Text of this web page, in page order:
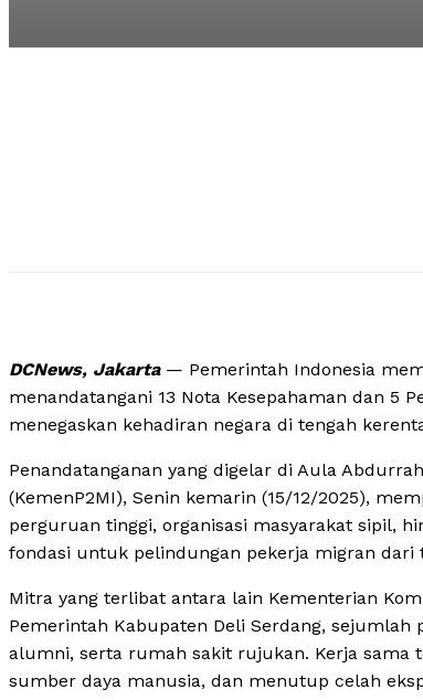
DCNews, Jakarta— Pemerintah Indonesia
menandatangani 13 Nota Kesepahaman dan 5
menegaskan kehadiran negara di tengah
Penandatanganan yang digelar di Aula
(KemenP2MI), Senin kemarin (15/12/2025),
perguruan tinggi, organisasi masyarakat sipil,
fondasi untuk pelindungan pekerja migran dari
Mitra yang terlibat antara lain Kementerian
Pemerintah Kabupaten Deli Serdang,
alumni, serta rumah sakit rujukan. Kerja
sumber daya manusia, dan menutup celah